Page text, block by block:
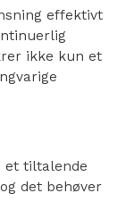
effektivt
ikke kun et
et tiltalende
det behøver